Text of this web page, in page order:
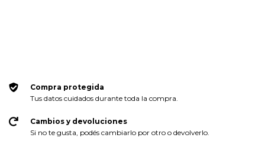
Compra protegida
Tus datos cuidados durante toda la compra.
Cambios y devoluciones
Si no te gusta, podés cambiarlo por otro o devolverlo.